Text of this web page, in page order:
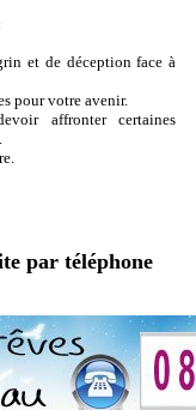
et de déception face à
pour votre avenir.
affronter certaines
par téléphone